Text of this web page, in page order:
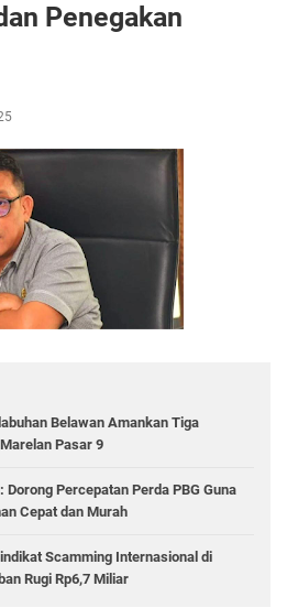
Penegakan
Belawan Amankan Tiga
Pasar 9
Percepatan Perda PBG Guna
Cepat dan Murah
Scamming Internasional di
Rugi Rp6,7 Miliar